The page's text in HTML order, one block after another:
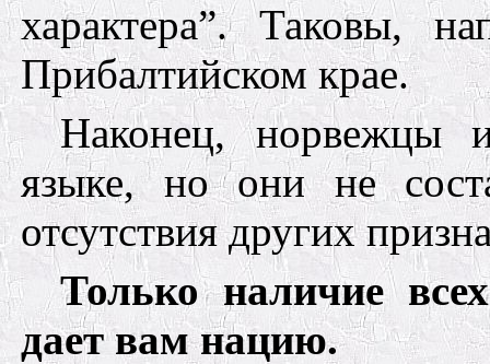
характера”. Таковы,
Прибалтийском крае.
Наконец, норвежцы
языке, но они не
отсутствия других
Только наличие
дает вам нацию.